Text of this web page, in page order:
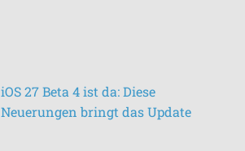
iOS 27 Beta 4 ist da: Diese
Neuerungen bringt das Update